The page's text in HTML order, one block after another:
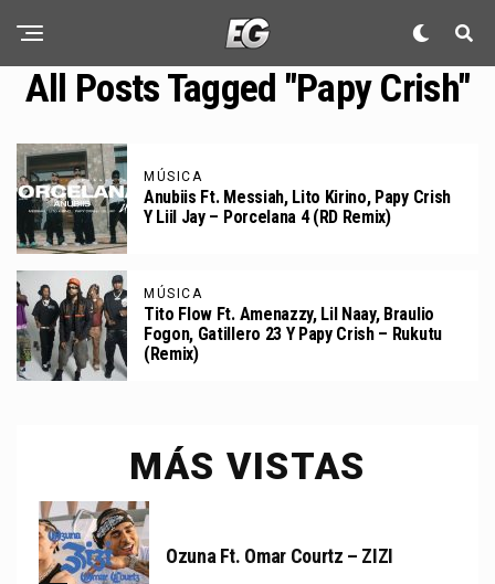
All Posts Tagged "Papy Crish"
MÚSICA
Anubiis Ft. Messiah, Lito Kirino, Papy Crish
Y Liil Jay – Porcelana 4 (RD Remix)
MÚSICA
Tito Flow Ft. Amenazzy, Lil Naay, Braulio
Fogon, Gatillero 23 Y Papy Crish – Rukutu
(Remix)
MÁS VISTAS
Ozuna Ft. Omar Courtz – ZIZI